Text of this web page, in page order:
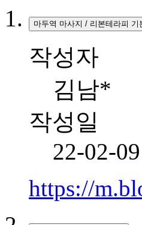
작성자
김남*
작성일
22-02-09
https://